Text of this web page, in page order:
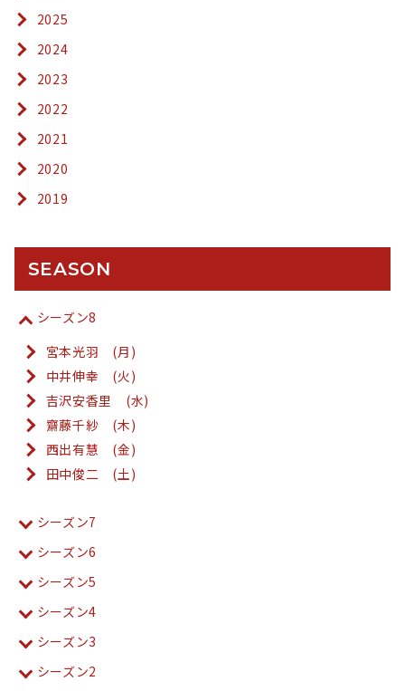
2025
2024
2023
2022
2021
2020
2019
SEASON
シーズン8
宮本光羽 (月)
中井伸幸 (火)
吉沢安香里 (水)
齋藤千紗 (木)
西出有慧 (金)
田中俊二 (土)
シーズン7
シーズン6
シーズン5
シーズン4
シーズン3
シーズン2